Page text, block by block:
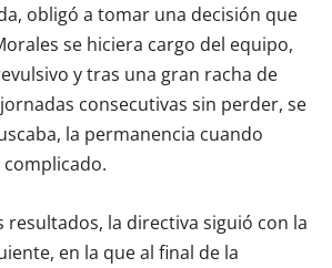
obligó a tomar una decisión que
se hiciera cargo del equipo,
y tras una gran racha de
consecutivas sin perder, se
la permanencia cuando
resultados, la directiva siguió con la
en la que al final de la